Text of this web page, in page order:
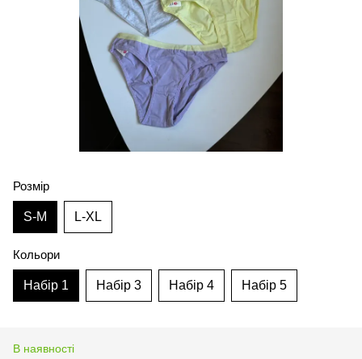
Розмір
S-M L-XL
Кольори
Набір 1 Набір 3 Набір 4 Набір 5
В наявності